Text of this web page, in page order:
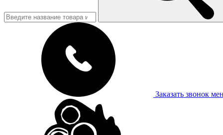
Заказать звонок